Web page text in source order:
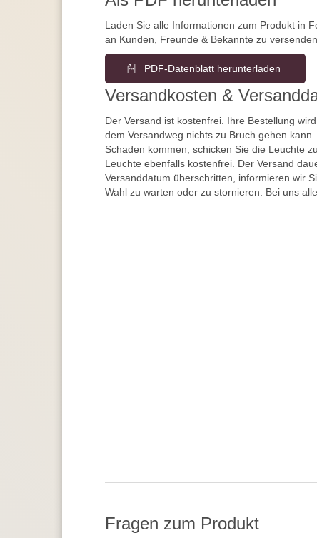
Laden Sie alle Informationen zum Produkt in
an Kunden, Freunde & Bekannte zu
PDF-Datenblatt herunterladen
Versandkosten &
Der Versand ist kostenfrei. Ihre Bestellung
dem Versandweg nichts zu Bruch gehen
Schaden kommen, schicken Sie die Leuchte
Leuchte ebenfalls kostenfrei. Der Versand
Versanddatum überschritten, informieren wir
Wahl zu warten oder zu stornieren. Bei uns
Fragen zum Produkt